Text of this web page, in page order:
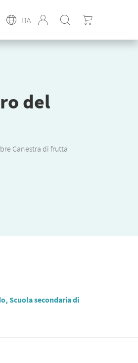
ITA
del
Canestra di frutta
Scuola secondaria di